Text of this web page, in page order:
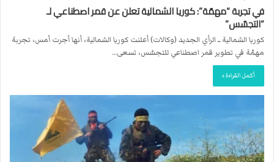
في تجربة “مهمّة”: كوريا الشمالية تعلن عن قمر اصطناعي لـ
“التجسّس”
كوريا الشمالية ــ الرأي الجديد (وكالات) أعلنت كوريا الشمالية، أنها أجرت أمس، تجربة
مهمّة في تطوير قمر اصطناعي للتجسّس، تسعى…
أكمل القراءة »